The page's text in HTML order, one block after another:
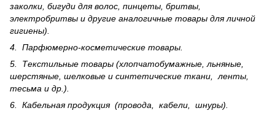
заколки, бигуди для волос, пинцеты, бритвы,
электробритвы и другие аналогичные товары для личной
гигиены).
4. Парфюмерно-косметические товары.
5. Текстильные товары (хлопчатобумажные, льняные,
шерс­тя­ные, шелковые и синтетические ткани, ленты,
тесьма и др.).
6. Кабельная продукция (провода, кабели, шнуры).